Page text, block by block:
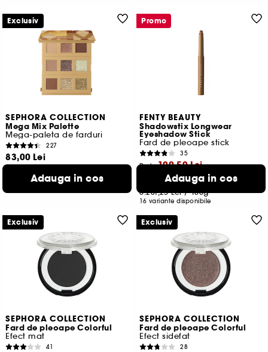
SEPHORA COLLECTION
Mega Mix Palette
Mega-paleta de farduri
227
83,00 Lei
1.047,98 Lei
4 variante disponibile
Adauga in cos
Exclusiv
FENTY BEAUTY
Shadowstix Longwear
Eyeshadow Stick
Fard de pleoape stick
35
De la100,50 Lei
Cel mai mic pret:140,00 Lei -28.2%
6.281,25 Lei /100g
16 variante disponibile
Adauga in cos
Promo
SEPHORA COLLECTION
Fard de pleoape Colorful
Efect mat
41
Exclusiv
SEPHORA COLLECTION
Fard de pleoape Colorful
Efect sidefat
28
Exclusiv